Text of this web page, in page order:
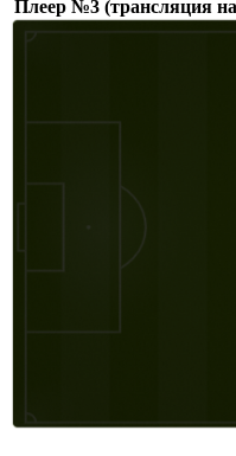
Плеер №3 (трансляция